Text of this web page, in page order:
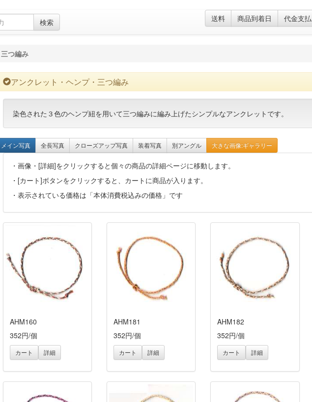
検索 送料 商品到着日 代金支払
三つ編み
アンクレット・ヘンプ・三つ編み
染色された３色のヘンプ紐を用いて三つ編みに編み上げたシンプルなアンクレットです。
メイン写真 全長写真 クローズアップ写真 装着写真 別アングル 大きな画像:ギャラリー
・画像・[詳細]をクリックすると個々の商品の詳細ページに移動します。
・[カート]ボタンをクリックすると、カートに商品が入ります。
・表示されている価格は「本体消費税込みの価格」です
AHM160
352円/個
カート 詳細
AHM181
352円/個
カート 詳細
AHM182
352円/個
カート 詳細